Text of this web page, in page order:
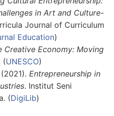
in Art and Culture-
Journal of Curriculum
Education)
Creative Economy: Moving
(UNESCO)
Entrepreneurship in
. Institut Seni
(DigiLib)